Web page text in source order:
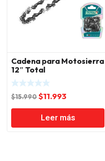
Cadena para Motosierra
12″ Total
$15.990El
precio
original
era:
$11.993
precio
actual
es:
Leer más